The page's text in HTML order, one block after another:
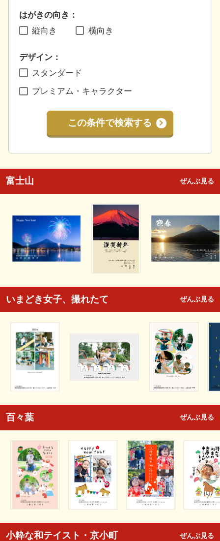
はがきの向き：
縦向き
横向き
デザイン：
スタンダード
プレミアム・キャラクター
この条件で検索する
富士山 ぜんぶ見る
いまどき女子、撮れたて ぜんぶ見る
百々葉 ぜんぶ見る
小粋な和テイスト・京小町 ぜんぶ見る